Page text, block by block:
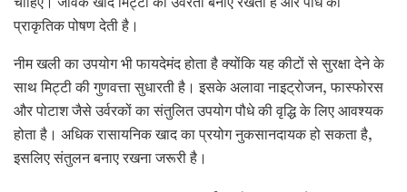
चाहिए। जैविक खाद मिट्टी की उर्वरता बनाए रखती है और पौधे को
प्राकृतिक पोषण देती है।
नीम खली का उपयोग भी फायदेमंद होता है क्योंकि यह कीटों से सुरक्षा देने के
साथ मिट्टी की गुणवत्ता सुधारती है। इसके अलावा नाइट्रोजन, फास्फोरस
और पोटाश जैसे उर्वरकों का संतुलित उपयोग पौधे की वृद्धि के लिए आवश्यक
होता है। अधिक रासायनिक खाद का प्रयोग नुकसानदायक हो सकता है,
इसलिए संतुलन बनाए रखना जरूरी है।